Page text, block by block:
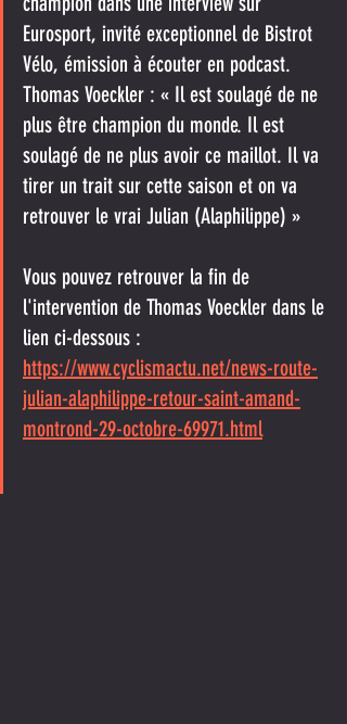
Eurosport, invité exceptionnel de Bistrot
Vélo, émission à écouter en podcast.
Thomas Voeckler : « Il est soulagé de ne
plus être champion du monde. Il est
soulagé de ne plus avoir ce maillot. Il va
tirer un trait sur cette saison et on va
retrouver le vrai Julian (Alaphilippe) »
Vous pouvez retrouver la fin de
l'intervention de Thomas Voeckler dans le
lien ci-dessous :
https://www.cyclismactu.net/news-route-
julian-alaphilippe-retour-saint-amand-
montrond-29-octobre-69971.html